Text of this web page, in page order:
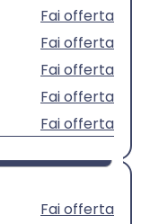
Fai offerta
Fai offerta
Fai offerta
Fai offerta
Fai offerta
Fai offerta